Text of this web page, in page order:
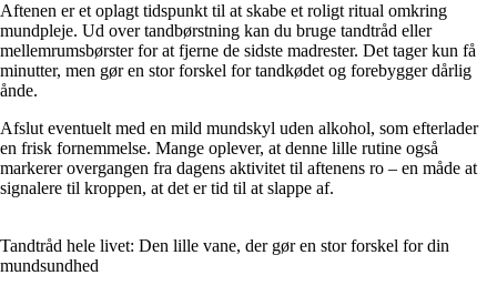
Aftenen er et oplagt tidspunkt til at skabe et roligt ritual omkring
mundpleje. Ud over tandbørstning kan du bruge tandtråd eller
mellemrumsbørster for at fjerne de sidste madrester. Det tager kun få
minutter, men gør en stor forskel for tandkødet og forebygger dårlig
ånde.
Afslut eventuelt med en mild mundskyl uden alkohol, som efterlader
en frisk fornemmelse. Mange oplever, at denne lille rutine også
markerer overgangen fra dagens aktivitet til aftenens ro – en måde at
signalere til kroppen, at det er tid til at slappe af.
Tandtråd hele livet: Den lille vane, der gør en stor forskel for din
mundsundhed